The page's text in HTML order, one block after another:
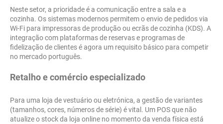
Neste setor, a prioridade é a comunicação entre a sala e a
cozinha. Os sistemas modernos permitem o envio de pedidos via
Wi-Fi para impressoras de produção ou ecrãs de cozinha (KDS). A
integração com plataformas de reservas e programas de
fidelização de clientes é agora um requisito básico para competir
no mercado português.
Retalho e comércio especializado
Para uma loja de vestuário ou eletrónica, a gestão de variantes
(tamanhos, cores, números de série) é vital. Um POS que não
atualize o stock da loja online no momento da venda física está